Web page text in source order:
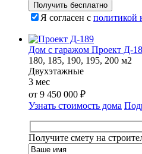
Я согласен с политикой
Дом с гаражом Проект Д-
180, 185, 190, 195, 200 м2
Двухэтажные
3 мес
от 9 450 000 ₽
Узнать стоимость дома
Получите смету на